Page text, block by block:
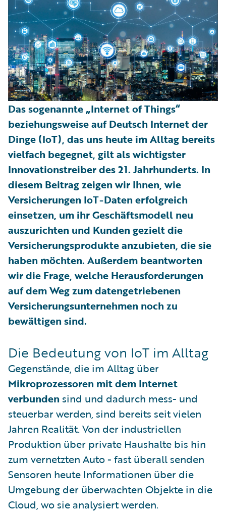
Das sogenannte „Internet of Things“
beziehungsweise auf Deutsch Internet der
Dinge (IoT), das uns heute im Alltag bereits
vielfach begegnet, gilt als wichtigster
Innovationstreiber des 21. Jahrhunderts. In
diesem Beitrag zeigen wir Ihnen, wie
Versicherungen IoT-Daten erfolgreich
einsetzen, um ihr Geschäftsmodell neu
auszurichten und Kunden gezielt die
Versicherungsprodukte anzubieten, die sie
haben möchten. Außerdem beantworten
wir die Frage, welche Herausforderungen
auf dem Weg zum datengetriebenen
Versicherungsunternehmen noch zu
bewältigen sind.
Die Bedeutung von IoT im Alltag
Gegenstände, die im Alltag über
Mikroprozessoren mit dem Internet
verbunden sind und dadurch mess- und
steuerbar werden, sind bereits seit vielen
Jahren Realität. Von der industriellen
Produktion über private Haushalte bis hin
zum vernetzten Auto - fast überall senden
Sensoren heute Informationen über die
Umgebung der überwachten Objekte in die
Cloud, wo sie analysiert werden.